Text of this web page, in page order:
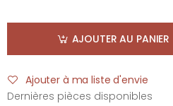
AJOUTER AU PANIER
Ajouter à ma liste d'envie
Dernières pièces disponibles